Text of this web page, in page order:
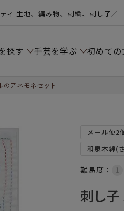
ィ 生地、編み物、刺繍、刺し子／
探す 手芸を学ぶ 初めての
のアネモネセット
メール便2
和泉木綿(
難易度：
刺し子